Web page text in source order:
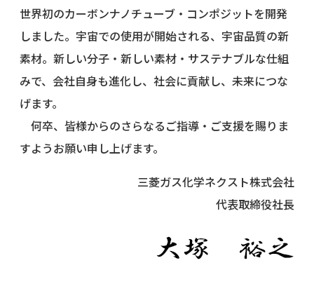
世界初のカーボンナノチューブ・コンポジットを開発
しました。宇宙での使用が開始される、宇宙品質の新
素材。新しい分子・新しい素材・サステナブルな仕組
みで、会社自身も進化し、社会に貢献し、未来につな
げます。
何卒、皆様からのさらなるご指導・ご支援を賜りま
すようお願い申し上げます。
三菱ガス化学ネクスト株式会社
代表取締役社長